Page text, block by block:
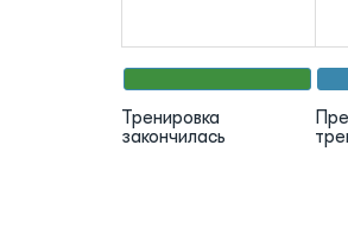
Тренировка
закончилась